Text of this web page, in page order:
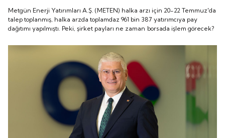
toplamdaz 961 bin 387 yatırımcıya pay dağıtımı
yapılmıştı. Peki, şirket payları ne zaman borsada
işlem görecek?
Metgün Enerji Yatırımları A.Ş. (METEN) halka arzı için 20-22 Temmuz'da
talep toplanmış, halka arzda toplamdaz 961 bin 387 yatırımcıya pay
dağıtımı yapılmıştı. Peki, şirket payları ne zaman borsada işlem görecek?